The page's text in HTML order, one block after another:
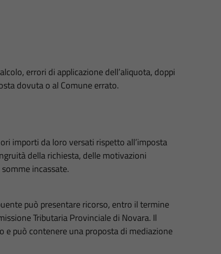
errori di applicazione dell’aliquota, doppi
dovuta o al Comune errato.
importi da loro versati rispetto all’imposta
della richiesta, delle motivazioni
incassate.
può presentare ricorso, entro il termine
Tributaria Provinciale di Novara. Il
può contenere una proposta di mediazione